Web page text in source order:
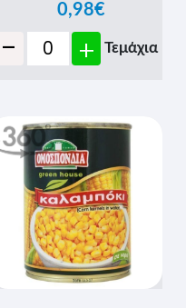
0,98€
- + Τεμάχια